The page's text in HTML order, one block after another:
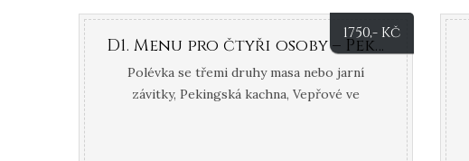
1750,- Kč
D1. Menu pro čtyři osoby – Pekingská kachna
Polévka se třemi druhy masa nebo jarní
závitky, Pekingská kachna, Vepřové ve